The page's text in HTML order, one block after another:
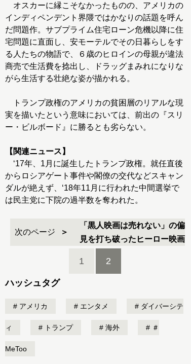
オスカーに縁こそなかったものの、アメリカの
インディペンデント界隈ではかなりの話題を呼ん
だ問題作。サブプライム住宅ローン危機以降に住
宅問題に直面し、安モーテルでその日暮らしをす
る人たちの物語で、６歳のヒロインの母親が違法
商売で生活費を捻出し、ドラッグまみれになりな
がら生活する壮絶な姿が描かれる。
トランプ政権のアメリカの貧困層のリアルな現
実を描いたという意味においては、前出の『スリ
ー・ビルボード』に勝るとも劣らない。
【関連ニュース】
‘17年、1月に誕生したトランプ政権。就任直後
からロシアゲート事件や閣僚の交代などスキャン
ダルが絶えず、‘18年11月に行われた中間選挙で
は民主党に下院の過半数を奪われた。
次のページ
「黒人映画は売れない」の偏
見を打ち破ったヒーロー映画
1 2
ハッシュタグ
アメリカ エンタメ ダイバーシテ
ィ トランプ 海外 ＃
MeToo